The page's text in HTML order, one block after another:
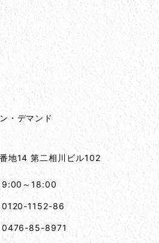
プ
・デマンド
地14 第二相川ビル102
9:00～18:00
0120-1152-86
0476-85-8971